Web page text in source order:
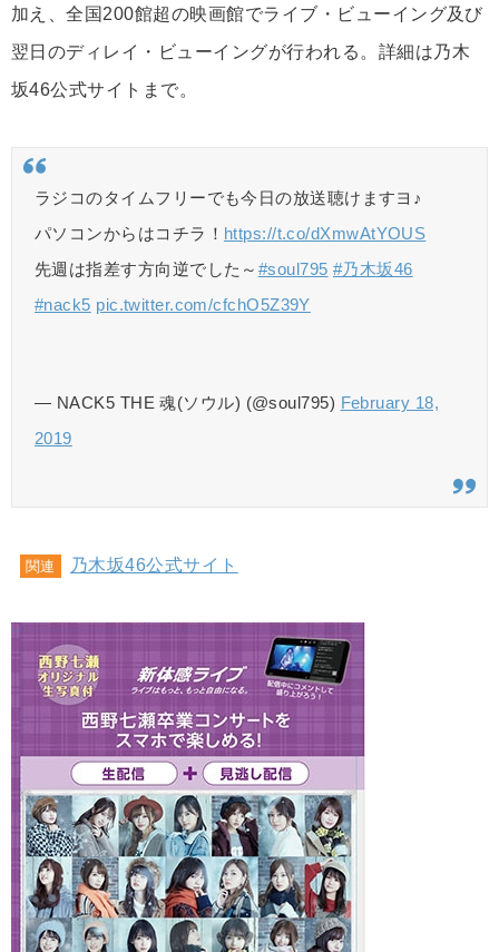
加え、全国200館超の映画館でライブ・ビューイング及び
翌日のディレイ・ビューイングが行われる。詳細は乃木
坂46公式サイトまで。
ラジコのタイムフリーでも今日の放送聴けますヨ♪
パソコンからはコチラ！ https://t.co/dXmwAtYOUS
先週は指差す方向逆でした～ #soul795 #乃木坂46
#nack5 pic.twitter.com/cfchO5Z39Y
— NACK5 THE 魂(ソウル) (@soul795) February 18,
2019
関連 乃木坂46公式サイト